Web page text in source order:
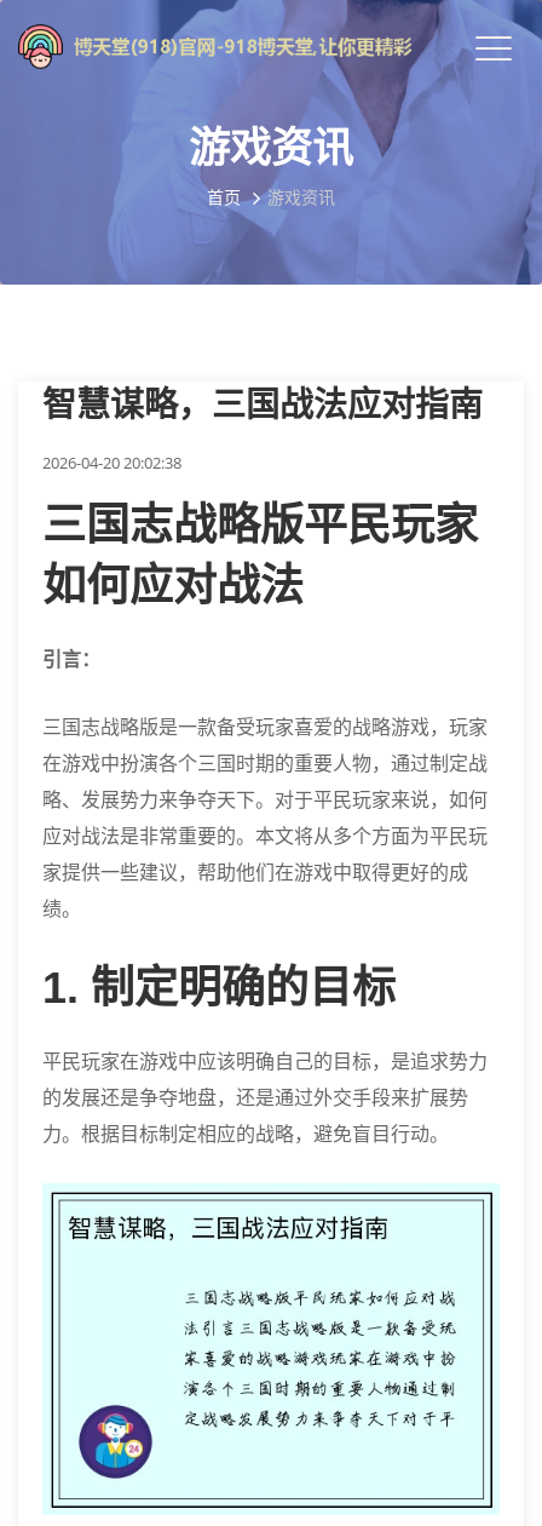
游戏资讯
首页 游戏资讯
智慧谋略，三国战法应对指南
2026-04-20 20:02:38
三国志战略版平民玩家
如何应对战法
引言：
三国志战略版是一款备受玩家喜爱的战略游戏，玩家
在游戏中扮演各个三国时期的重要人物，通过制定战
略、发展势力来争夺天下。对于平民玩家来说，如何
应对战法是非常重要的。本文将从多个方面为平民玩
家提供一些建议，帮助他们在游戏中取得更好的成
绩。
1. 制定明确的目标
平民玩家在游戏中应该明确自己的目标，是追求势力
的发展还是争夺地盘，还是通过外交手段来扩展势
力。根据目标制定相应的战略，避免盲目行动。